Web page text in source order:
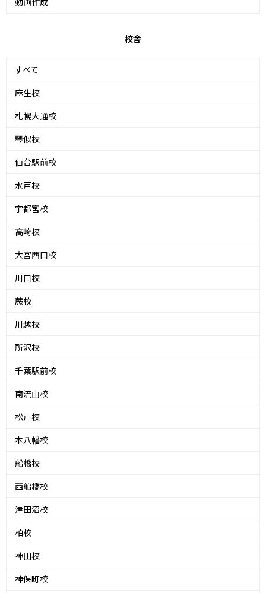
校舎
すべて
麻生校
札幌大通校
琴似校
仙台駅前校
水戸校
宇都宮校
高崎校
大宮西口校
川口校
蕨校
川越校
所沢校
千葉駅前校
南流山校
松戸校
本八幡校
船橋校
西船橋校
津田沼校
柏校
神田校
神保町校